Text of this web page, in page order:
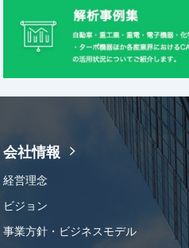
会社情報
経営理念
ビジョン
事業方針・ビジネスモデル